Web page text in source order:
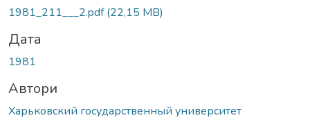
1981_211___2.pdf(22,15 MB)
Дата
1981
Автори
Харьковский государственный университет